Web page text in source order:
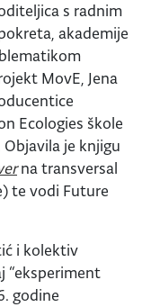
s radnim
akademije
MovE, Jena
Ecologies škole
je knjigu
na transversal
te vodi Future
i kolektiv
“eksperiment
godine